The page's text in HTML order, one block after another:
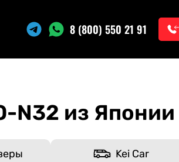
8 (800) 550 21 91
N32 из Японии
Kei Car